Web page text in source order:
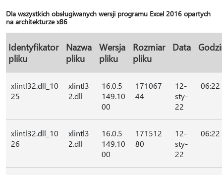
Dla wszystkich obsługiwanych wersji programu Excel 2016 opartych
na architekturze x86
Identyfikator
pliku
Nazwa
pliku
Wersja
pliku
Rozmiar
pliku
Data
xlintl32.dll_10
25
xlintl3
2.dll
16.0.5
149.10
00
171067
44
12-
sty-
22
06:22
xlintl32.dll_10
26
xlintl3
2.dll
16.0.5
149.10
00
171512
80
12-
sty-
22
06:22